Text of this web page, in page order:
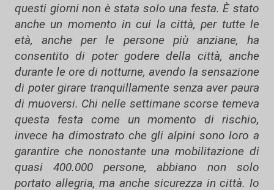
questi giorni non è stata solo una festa. È stato
anche un momento in cui la città, per tutte le
età, anche per le persone più anziane, ha
consentito di poter godere della città, anche
durante le ore di notturne, avendo la sensazione
di poter girare tranquillamente senza aver paura
di muoversi. Chi nelle settimane scorse temeva
questa festa come un momento di rischio,
invece ha dimostrato che gli alpini sono loro a
garantire che nonostante una mobilitazione di
quasi 400.000 persone, abbiano non solo
portato allegria, ma anche sicurezza in città. Io